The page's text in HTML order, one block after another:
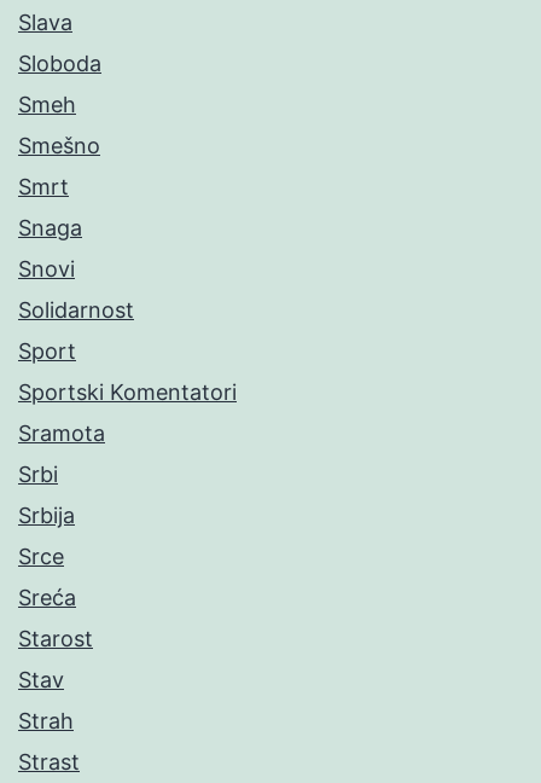
Slava
Sloboda
Smeh
Smešno
Smrt
Snaga
Snovi
Solidarnost
Sport
Sportski Komentatori
Sramota
Srbi
Srbija
Srce
Sreća
Starost
Stav
Strah
Strast